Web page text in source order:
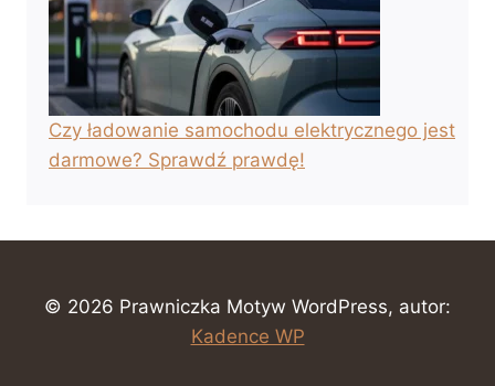
Czy ładowanie samochodu elektrycznego jest
darmowe? Sprawdź prawdę!
© 2026 Prawniczka Motyw WordPress, autor:
Kadence WP